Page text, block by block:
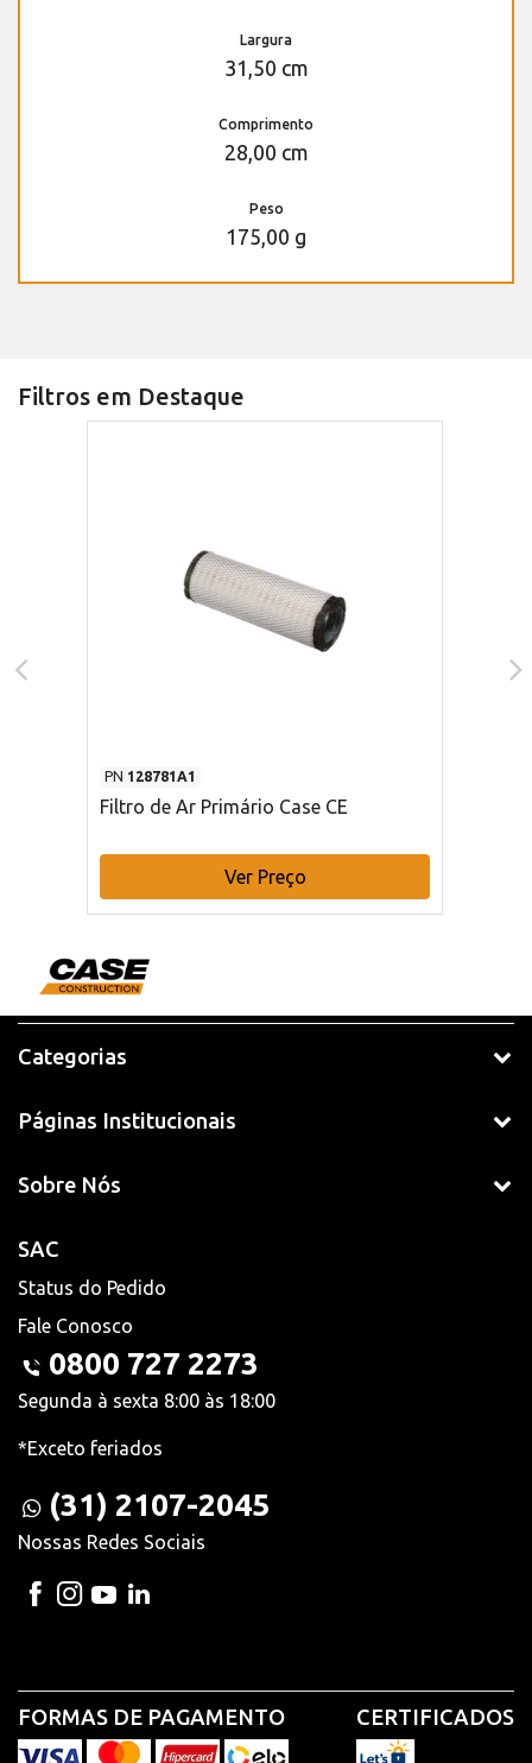
Largura
31,50 cm
Comprimento
28,00 cm
Peso
175,00 g
Filtros em Destaque
PN 128781A1
Filtro de Ar Primário Case CE
Ver Preço
Categorias
Páginas Institucionais
Sobre Nós
SAC
Status do Pedido
Fale Conosco
0800 727 2273
Segunda à sexta 8:00 às 18:00
*Exceto feriados
(31) 2107-2045
Nossas Redes Sociais
FORMAS DE PAGAMENTO CERTIFICADOS